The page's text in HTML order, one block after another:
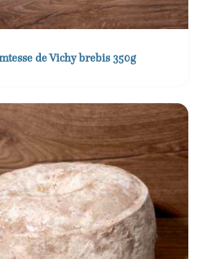
de Vichy brebis 350g